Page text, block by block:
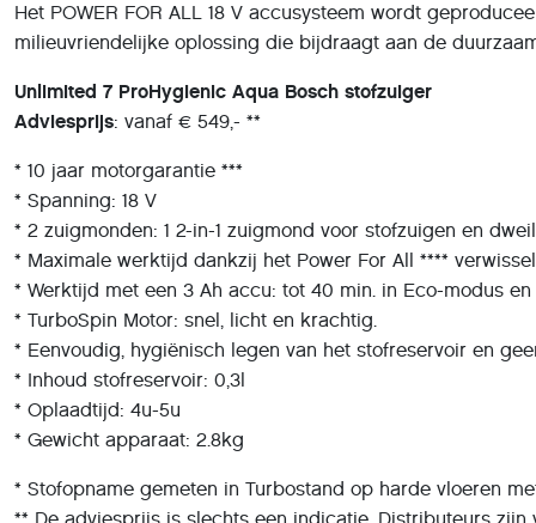
Het POWER FOR ALL 18 V accusysteem wordt
milieuvriendelijke oplossing die bijdraagt aan de
Unlimited 7 ProHygienic Aqua Bosch stofzuiger
Adviesprijs: vanaf € 549,- **
* 10 jaar motorgarantie ***
* Spanning: 18 V
* 2 zuigmonden: 1 2-in-1 zuigmond voor stofzuigen en
* Maximale werktijd dankzij het Power For All ****
* Werktijd met een 3 Ah accu: tot 40 min. in Eco-modus
* TurboSpin Motor: snel, licht en krachtig.
* Eenvoudig, hygiënisch legen van het stofreservoir en
* Inhoud stofreservoir: 0,3l
* Oplaadtijd: 4u-5u
* Gewicht apparaat: 2.8kg
* Stofopname gemeten in Turbostand op harde vloeren